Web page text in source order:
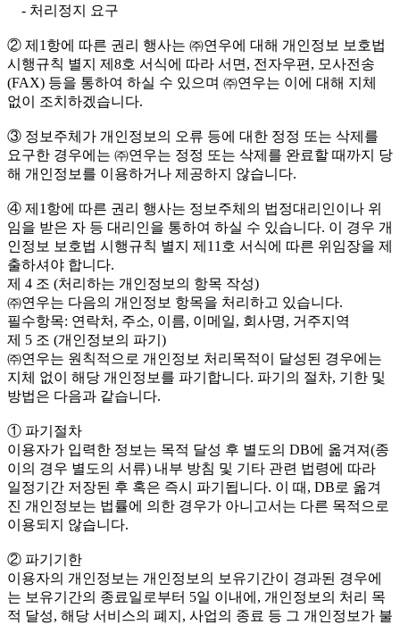
- 처리정지 요구
② 제1항에 따른 권리 행사는 ㈜연우에 대해 개인정보 보호법
시행규칙 별지 제8호 서식에 따라 서면, 전자우편, 모사전송
(FAX) 등을 통하여 하실 수 있으며 ㈜연우는 이에 대해 지체
없이 조치하겠습니다.
③ 정보주체가 개인정보의 오류 등에 대한 정정 또는 삭제를
요구한 경우에는 ㈜연우는 정정 또는 삭제를 완료할 때까지 당
해 개인정보를 이용하거나 제공하지 않습니다.
④ 제1항에 따른 권리 행사는 정보주체의 법정대리인이나 위
임을 받은 자 등 대리인을 통하여 하실 수 있습니다. 이 경우 개
인정보 보호법 시행규칙 별지 제11호 서식에 따른 위임장을 제
출하셔야 합니다.
제 4 조 (처리하는 개인정보의 항목 작성)
㈜연우는 다음의 개인정보 항목을 처리하고 있습니다.
필수항목: 연락처, 주소, 이름, 이메일, 회사명, 거주지역
제 5 조 (개인정보의 파기)
㈜연우는 원칙적으로 개인정보 처리목적이 달성된 경우에는
지체 없이 해당 개인정보를 파기합니다. 파기의 절차, 기한 및
방법은 다음과 같습니다.
① 파기절차
이용자가 입력한 정보는 목적 달성 후 별도의 DB에 옮겨져(종
이의 경우 별도의 서류) 내부 방침 및 기타 관련 법령에 따라
일정기간 저장된 후 혹은 즉시 파기됩니다. 이 때, DB로 옮겨
진 개인정보는 법률에 의한 경우가 아니고서는 다른 목적으로
이용되지 않습니다.
② 파기기한
이용자의 개인정보는 개인정보의 보유기간이 경과된 경우에
는 보유기간의 종료일로부터 5일 이내에, 개인정보의 처리 목
적 달성, 해당 서비스의 폐지, 사업의 종료 등 그 개인정보가 불